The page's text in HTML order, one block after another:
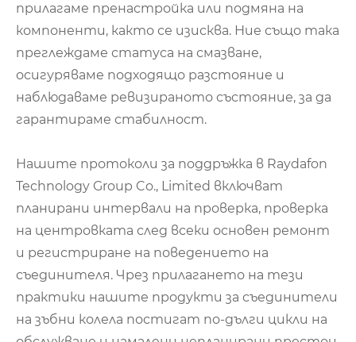
прилагаме пренастройка или подмяна на
компоненти, както се изисква. Ние също така
преглеждаме статуса на смазване,
осигуряваме подходящо разстояние и
наблюдаваме ревизираното състояние, за да
гарантираме стабилност.
Нашите протоколи за поддръжка в Raydafon
Technology Group Co., Limited включват
планирани интервали на проверка, проверка
на центровката след всеки основен ремонт
и регистриране на поведението на
съединителя. Чрез прилагането на тези
практики нашите продукти за съединители
на зъбни колела постигат по-дълги цикли на